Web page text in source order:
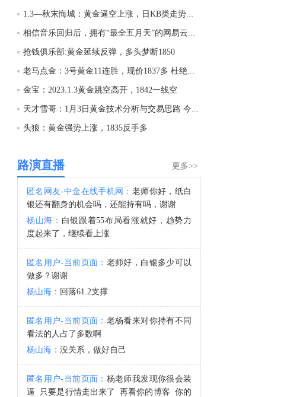
11:44:13
星展银行首席执行官：预计在今年剩余时间内，新加坡基准利率平均约为1.2%。
1.3—秋末悔城：黄金逼空上涨，日KB类走势需提防
相信音乐回归后，拥有“最全五月天”的网易云音乐未来怎么看...
抢钱俱乐部:黄金延续反弹，多头梦断1850
老马点金：3号黄金11连胜，现价1837多 杜绝一切马后炮！
金宝：2023.1.3黄金跳空高开，1842一线空
天才雪哥：1月3日黄金技术分析与交易思路 今天看1839
头狼：黄金强势上涨，1835反手多
更多>>
路演直播
匿名网友-中金在线手机网： 老师你好，纸白
银还有翻身的机会吗，还能持有吗，谢谢
杨山海： 白银跟着55布局看涨就好，趋势力
度起来了，继续看上涨
匿名用户-当前页面： 老师好，白银多少可以
做多？谢谢
杨山海： 回落61.2支撑
匿名用户-当前页面： 老杨看来对你持有不同
看法的人占了多数啊
杨山海： 没关系，做好自己
匿名用户-当前页面： 杨老师我发现你很会装
逼 只要是行情走出来了 再看你的博客 你的